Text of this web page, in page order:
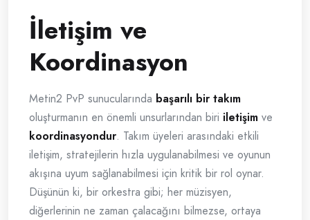
İletişim ve
Koordinasyon
Metin2 PvP sunucularında başarılı bir takım
oluşturmanın en önemli unsurlarından biri iletişim ve
koordinasyondur. Takım üyeleri arasındaki etkili
iletişim, stratejilerin hızla uygulanabilmesi ve oyunun
akışına uyum sağlanabilmesi için kritik bir rol oynar.
Düşünün ki, bir orkestra gibi; her müzisyen,
diğerlerinin ne zaman çalacağını bilmezse, ortaya